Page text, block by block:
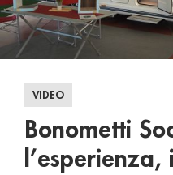
VIDEO
Bonometti